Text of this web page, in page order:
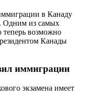
в Канаду
Одним из самых
теперь возможно
Канады
иммиграции
экзамена имеет